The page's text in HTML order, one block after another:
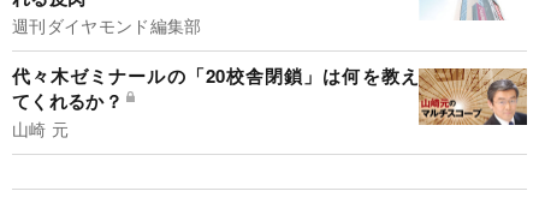
週刊ダイヤモンド編集部
代々木ゼミナールの「20校舎閉鎖」は何を教え
てくれるか？
山崎 元